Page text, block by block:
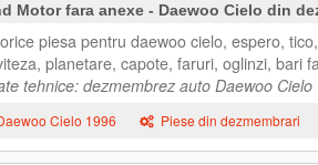
Motor fara anexe - Daewoo Cielo din
piesa pentru daewoo cielo, espero,
planetare, capote, faruri, oglinzi, bari
tehnice: dezmembrez auto Daewoo
Cielo 1996 Piese din dezmembrari